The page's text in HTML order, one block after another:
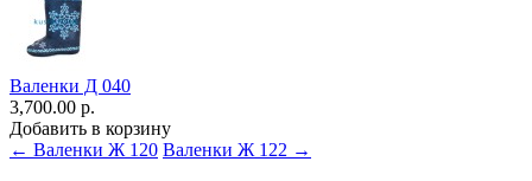
Валенки Д 040
3,700.00 р.
Добавить в корзину
← Валенки Ж 120 Валенки Ж 122 →